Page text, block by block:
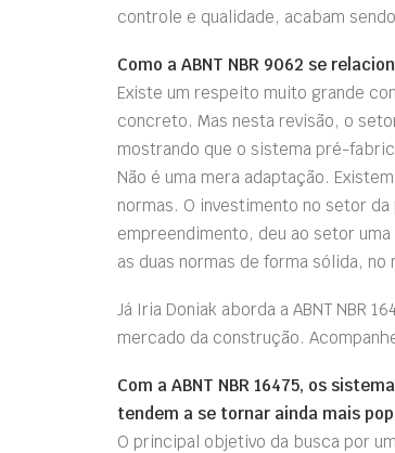
controle e qualidade, acabam
Como a ABNT NBR 9062 se
Existe um respeito muito grande
concreto. Mas nesta revisão, o
mostrando que o sistema pré-
Não é uma mera adaptação.
normas. O investimento no setor
empreendimento, deu ao setor
as duas normas de forma sólida,
Já Iria Doniak aborda a ABNT NBR
mercado da construção.
Com a ABNT NBR 16475, os
tendem a se tornar ainda mais
O principal objetivo da busca por